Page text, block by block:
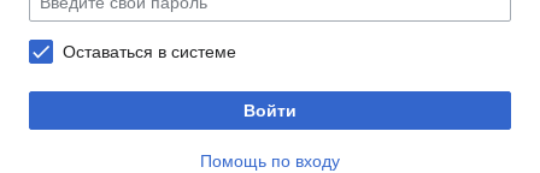
Оставаться в системе
Войти
Помощь по входу